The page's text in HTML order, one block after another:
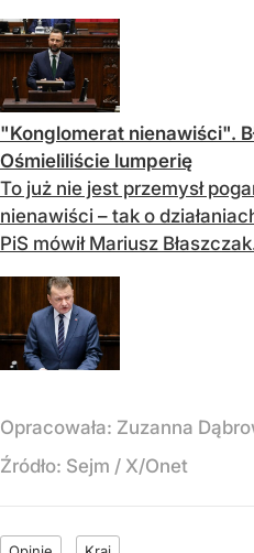
"Konglomerat nienawiści".
Ośmieliliście lumperię
To już nie jest przemysł
nienawiści – tak o
PiS mówił Mariusz
Opracowała: Zuzanna
Źródło: Sejm / X/Onet